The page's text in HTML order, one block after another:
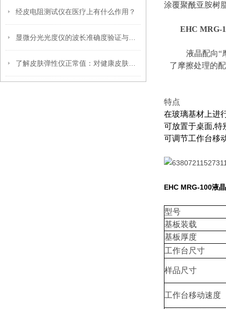
经皮电阻测试仪在医疗上有什么作用？
涂覆聚酰亚胺树
EHC MRG-
液晶配向“
了摩擦处理的
特点
在玻璃基材上进
可放置于桌面,特
可调节工作台移
EHC MRG-100液
型号
基板装载
基板厚度
工作台尺寸
样品尺寸
工作台移动速度